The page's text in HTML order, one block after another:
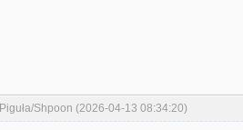
Shpoon (2026-04-13 08:34:20)